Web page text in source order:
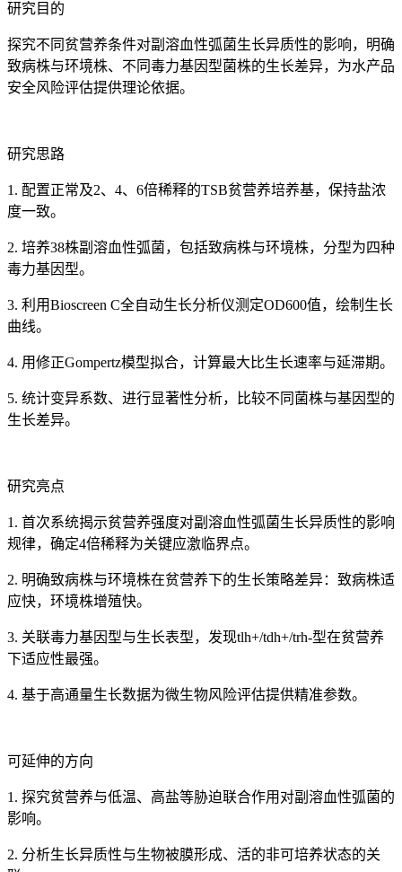
研究目的
探究不同贫营养条件对副溶血性弧菌生长异质性的影响，明确
致病株与环境株、不同毒力基因型菌株的生长差异，为水产品
安全风险评估提供理论依据。
研究思路
1. 配置正常及2、4、6倍稀释的TSB贫营养培养基，保持盐浓
度一致。
2. 培养38株副溶血性弧菌，包括致病株与环境株，分型为四种
毒力基因型。
3. 利用Bioscreen C全自动生长分析仪测定OD600值，绘制生长
曲线。
4. 用修正Gompertz模型拟合，计算最大比生长速率与延滞期。
5. 统计变异系数、进行显著性分析，比较不同菌株与基因型的
生长差异。
研究亮点
1. 首次系统揭示贫营养强度对副溶血性弧菌生长异质性的影响
规律，确定4倍稀释为关键应激临界点。
2. 明确致病株与环境株在贫营养下的生长策略差异：致病株适
应快，环境株增殖快。
3. 关联毒力基因型与生长表型，发现tlh+/tdh+/trh-型在贫营养
下适应性最强。
4. 基于高通量生长数据为微生物风险评估提供精准参数。
可延伸的方向
1. 探究贫营养与低温、高盐等胁迫联合作用对副溶血性弧菌的
影响。
2. 分析生长异质性与生物被膜形成、活的非可培养状态的关